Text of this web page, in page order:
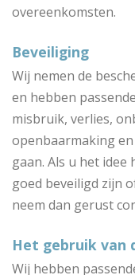
overeenkomsten.
Beveiliging
Wij nemen de
en hebben
misbruik, verlies,
openbaarmaking
gaan. Als u het
goed beveiligd zijn
neem dan gerust
Het gebruik van
Wij hebben